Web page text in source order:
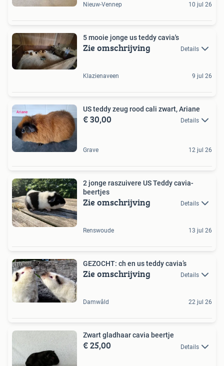
Nieuw-Vennep 10 jul 26
5 mooie jonge us teddy cavia's
Zie omschrijving Details
Klazienaveen 9 jul 26
US teddy zeug rood cali zwart, Ariane
€ 30,00 Details
Grave 12 jul 26
2 jonge raszuivere US Teddy cavia-
beertjes
Zie omschrijving Details
Renswoude 13 jul 26
GEZOCHT: ch en us teddy cavia’s
Zie omschrijving Details
Damwâld 22 jul 26
Zwart gladhaar cavia beertje
€ 25,00 Details